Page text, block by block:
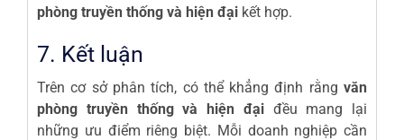
phòng truyền thống và hiện đại kết hợp.
7. Kết luận
Trên cơ sở phân tích, có thể khẳng định rằng văn
phòng truyền thống và hiện đạiđều mang lại
những ưu điểm riêng biệt. Mỗi doanh nghiệp cần